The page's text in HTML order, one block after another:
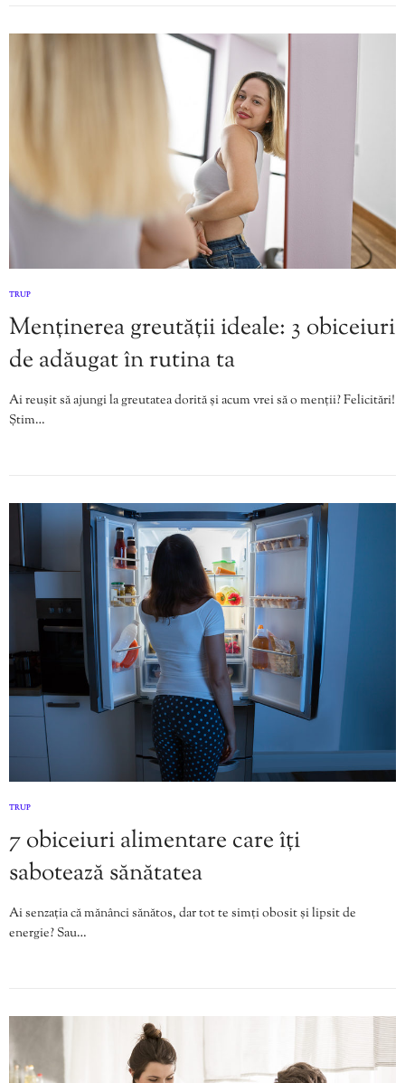
TRUP
Menținerea greutății ideale: 3 obiceiuri
de adăugat în rutina ta
Ai reușit să ajungi la greutatea dorită și acum vrei să o menții? Felicitări!
Știm…
TRUP
7 obiceiuri alimentare care îți
sabotează sănătatea
Ai senzația că mănânci sănătos, dar tot te simți obosit și lipsit de
energie? Sau…